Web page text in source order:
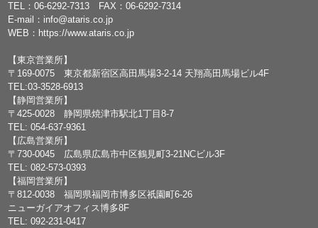
TEL：06-6292-7313 FAX：06-6292-7314
E-mail： info@ataris.co.jp
WEB： https://www.ataris.co.jp
【東京営業所】
〒169-0075 東京都新宿区高田馬場3-2-14 天翔高田馬場ビル4F
TEL:03-3528-6913
【静岡営業所】
〒425-0028 静岡県焼津市駅北1丁目8-7
TEL: 054-637-9361
【広島営業所】
〒730-0045 広島県広島市中区鶴見町3-21NCビル3F
TEL: 082-573-0393
【福岡営業所】
〒812-0038 福岡県福岡市博多区祇園町6-26
ニューガイアオフィス博多8F
TEL: 092-231-0417